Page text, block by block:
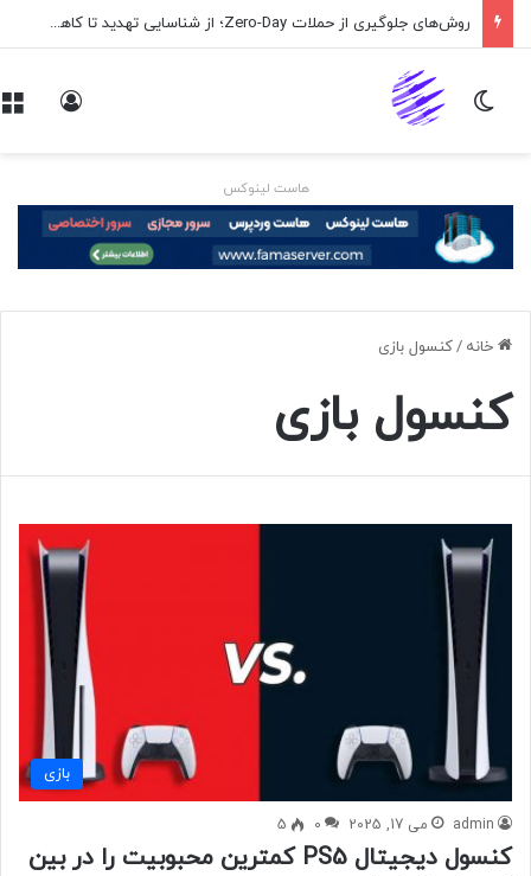
روش‌های جلوگیری از حملات Zero-Day؛ از شناسایی تهدید تا کاهش ریسک
تغییر پوسته
هاست لینوکس
خانه /کنسول بازی
کنسول بازی
بازی
admin می 17, 2025 0
5
کنسول دیجیتال PS5 کمترین محبوبیت را در بین